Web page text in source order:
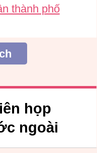
thành phố
họp
ngoài